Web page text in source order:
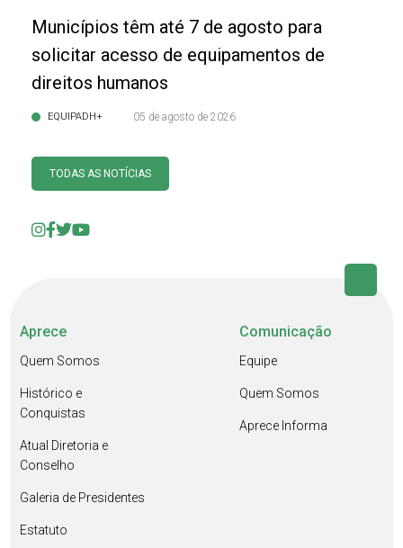
Municípios têm até 7 de agosto para
solicitar acesso de equipamentos de
direitos humanos
EQUIPADH+ 05 de agosto de 2026
TODAS AS NOTÍCIAS
Aprece
Quem Somos
Histórico e
Conquistas
Atual Diretoria e
Conselho
Galeria de Presidentes
Estatuto
Comunicação
Equipe
Quem Somos
Aprece Informa